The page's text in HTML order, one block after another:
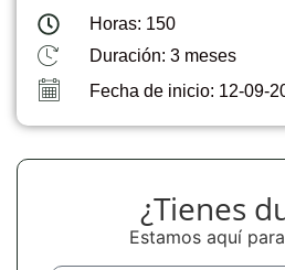
Horas: 150
Duración: 3 meses
Fecha de inicio: 12-09-
¿Tienes
Estamos aquí